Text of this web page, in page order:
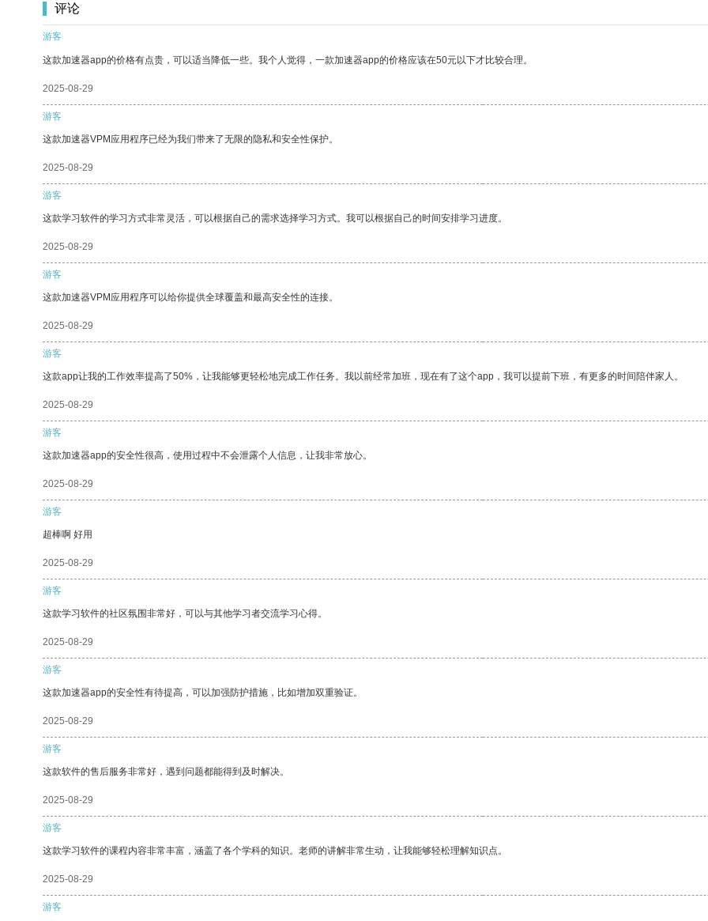
评论
游客
这款加速器app的价格有点贵，可以适当降低一些。我个人觉得，一款加速器app的价格应该在50元以下才比较合理。
2025-08-29
游客
这款加速器VPM应用程序已经为我们带来了无限的隐私和安全性保护。
2025-08-29
游客
这款学习软件的学习方式非常灵活，可以根据自己的需求选择学习方式。我可以根据自己的时间安排学习进度。
2025-08-29
游客
这款加速器VPM应用程序可以给你提供全球覆盖和最高安全性的连接。
2025-08-29
游客
这款app让我的工作效率提高了50%，让我能够更轻松地完成工作任务。我以前经常加班，现在有了这个app，我可以提前下班，有更多的时间陪伴家人。
2025-08-29
游客
这款加速器app的安全性很高，使用过程中不会泄露个人信息，让我非常放心。
2025-08-29
游客
超棒啊 好用
2025-08-29
游客
这款学习软件的社区氛围非常好，可以与其他学习者交流学习心得。
2025-08-29
游客
这款加速器app的安全性有待提高，可以加强防护措施，比如增加双重验证。
2025-08-29
游客
这款软件的售后服务非常好，遇到问题都能得到及时解决。
2025-08-29
游客
这款学习软件的课程内容非常丰富，涵盖了各个学科的知识。老师的讲解非常生动，让我能够轻松理解知识点。
2025-08-29
游客